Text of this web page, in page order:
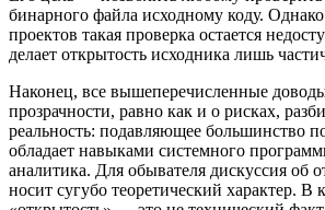
бинарного файла исходному коду.
проектов такая проверка остается
делает открытость исходника лишь
Наконец, все вышеперечисленные
прозрачности, равно как и о рисках,
реальность: подавляющее большинство
обладает навыками системного
аналитика. Для обывателя дискуссия об
носит сугубо теоретический характер. В